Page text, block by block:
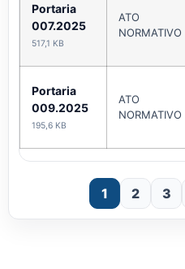
Portaria
007.2025
517,1 KB
ATO
NORMATIVO
Portaria
009.2025
195,6 KB
ATO
NORMATIVO
1 2 3